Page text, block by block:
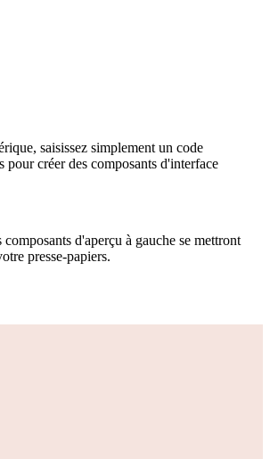
saisissez simplement un code
créer des composants d'interface
d'aperçu à gauche se mettront
presse-papiers.